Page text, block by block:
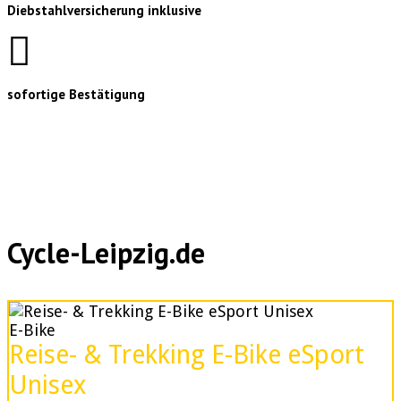
Diebstahlversicherung inklusive
sofortige Bestätigung
Cycle-Leipzig.de
E-Bike
Reise- & Trekking E-Bike eSport
Unisex